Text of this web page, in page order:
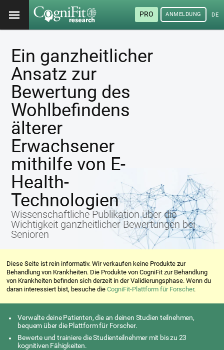
PRO ANMELDUNG
Ein ganzheitlicher
Ansatz zur
Bewertung des
Wohlbefindens
älterer
Erwachsener
mithilfe von E-
Health-
Technologien
Wissenschaftliche Publikation über die
Wichtigkeit ganzheitlicher Bewertungen bei
Senioren
Diese Seite ist rein informativ. Wir verkaufen keine Produkte zur
Behandlung von Krankheiten. Die Produkte von CogniFit zur Behandlung
von Krankheiten befinden sich derzeit in der Validierungsphase. Wenn du
daran interessiert bist, besuche dieCogniFit-Plattform für Forscher.
Verwalte deine Patienten, die an deinen Studien teilnehmen,
bequem über die Plattform für Forscher.
Bewerte und trainiere die Studienteilnehmer mit bis zu 23
kognitiven Fähigkeiten.